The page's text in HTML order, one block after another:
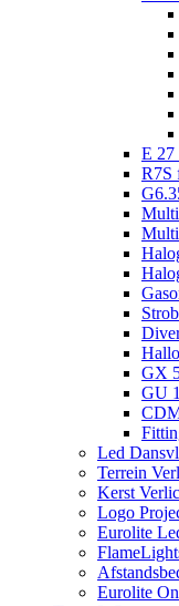
E
R7S
GX
GU
Led
Terrein
Kerst
Logo
Eurolite
Eurolite